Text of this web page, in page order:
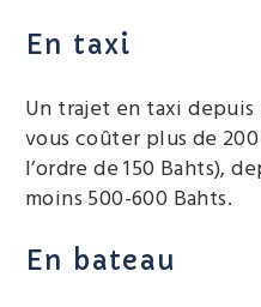
En taxi
Un trajet en taxi
vous coûter plus de
l’ordre de 150 Bahts),
moins 500-600 Bahts.
En bateau